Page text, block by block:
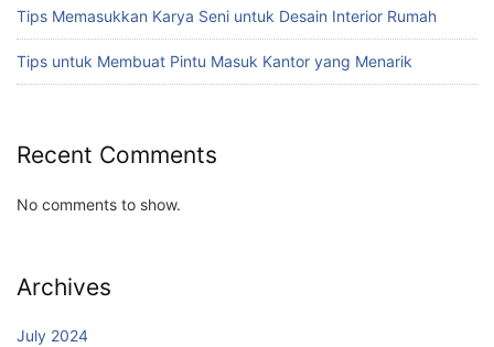
Tips Memasukkan Karya Seni untuk Desain Interior Rumah
Tips untuk Membuat Pintu Masuk Kantor yang Menarik
Recent Comments
No comments to show.
Archives
July 2024